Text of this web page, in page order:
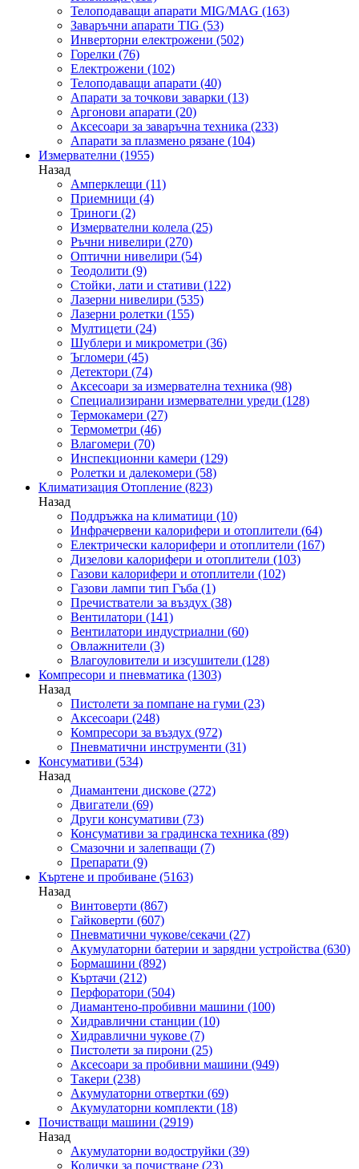
Телоподаващи апарати MIG/MAG (163)
Заваръчни апарати TIG (53)
Инверторни електрожени (502)
Горелки (76)
Електрожени (102)
Телоподаващи апарати (40)
Апарати за точкови заварки (13)
Аргонови апарати (20)
Аксесоари за заваръчна техника (233)
Апарати за плазмено рязане (104)
Измервателни (1955)
Назад
Амперклещи (11)
Приемници (4)
Триноги (2)
Измервателни колела (25)
Ръчни нивелири (270)
Оптични нивелири (54)
Теодолити (9)
Стойки, лати и стативи (122)
Лазерни нивелири (535)
Лазерни ролетки (155)
Мултицети (24)
Шублери и микрометри (36)
Ъгломери (45)
Детектори (74)
Аксесоари за измервателна техника (98)
Специализирани измервателни уреди (128)
Термокамери (27)
Термометри (46)
Влагомери (70)
Инспекционни камери (129)
Ролетки и далекомери (58)
Климатизация Отопление (823)
Назад
Поддръжка на климатици (10)
Инфрачервени калорифери и отоплители (64)
Електрически калорифери и отоплители (167)
Дизелови калорифери и отоплители (103)
Газови калорифери и отоплители (102)
Газови лампи тип Гъба (1)
Пречистватели за въздух (38)
Вентилатори (141)
Вентилатори индустриални (60)
Овлажнители (3)
Влагоуловители и изсушители (128)
Компресори и пневматика (1303)
Назад
Пистолети за помпане на гуми (23)
Аксесоари (248)
Компресори за въздух (972)
Пневматични инструменти (31)
Консумативи (534)
Назад
Диамантени дискове (272)
Двигатели (69)
Други консумативи (73)
Консумативи за градинска техника (89)
Смазочни и залепващи (7)
Препарати (9)
Къртене и пробиване (5163)
Назад
Винтоверти (867)
Гайковерти (607)
Пневматични чукове/секачи (27)
Акумулаторни батерии и зарядни устройства (630)
Бормашини (892)
Къртачи (212)
Перфоратори (504)
Диамантено-пробивни машини (100)
Хидравлични станции (10)
Хидравлични чукове (7)
Пистолети за пирони (25)
Аксесоари за пробивни машини (949)
Такери (238)
Акумулаторни отвертки (69)
Акумулаторни комплекти (18)
Почистващи машини (2919)
Назад
Акумулаторни водоструйки (39)
Колички за почистване (23)